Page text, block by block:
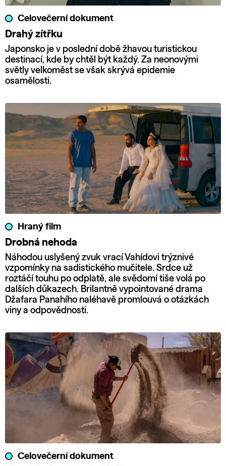
Celovečerní dokument
Drahý zítřku
Japonsko je v poslední době žhavou turistickou
destinací, kde by chtěl být každý. Za neonovými
světly velkoměst se však skrývá epidemie
osamělosti.
Hraný film
Drobná nehoda
Náhodou uslyšený zvuk vrací Vahídovi trýznivé
vzpomínky na sadistického mučitele. Srdce už
roztáčí touhu po odplatě, ale svědomí tiše volá po
dalších důkazech. Brilantně vypointované drama
Džafara Panahího naléhavě promlouvá o otázkách
viny a odpovědnosti.
Celovečerní dokument